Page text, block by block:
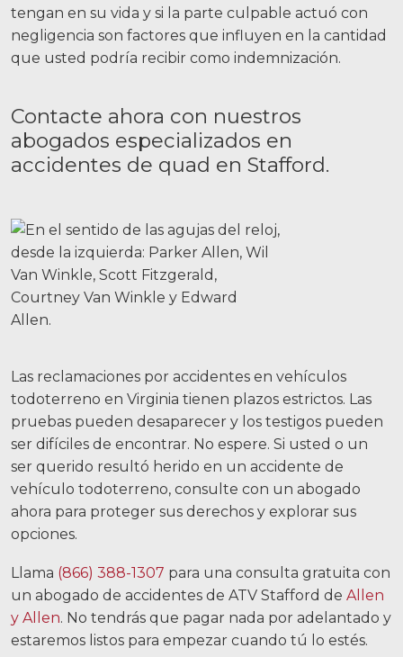
tengan en su vida y si la parte culpable actuó con
negligencia son factores que influyen en la cantidad
que usted podría recibir como indemnización.
Contacte ahora con nuestros
abogados especializados en
accidentes de quad en Stafford.
Las reclamaciones por accidentes en vehículos
todoterreno en Virginia tienen plazos estrictos. Las
pruebas pueden desaparecer y los testigos pueden
ser difíciles de encontrar. No espere. Si usted o un
ser querido resultó herido en un accidente de
vehículo todoterreno, consulte con un abogado
ahora para proteger sus derechos y explorar sus
opciones.
Llama (866) 388-1307 para una consulta gratuita con
un abogado de accidentes de ATV Stafford de Allen
y Allen. No tendrás que pagar nada por adelantado y
estaremos listos para empezar cuando tú lo estés.